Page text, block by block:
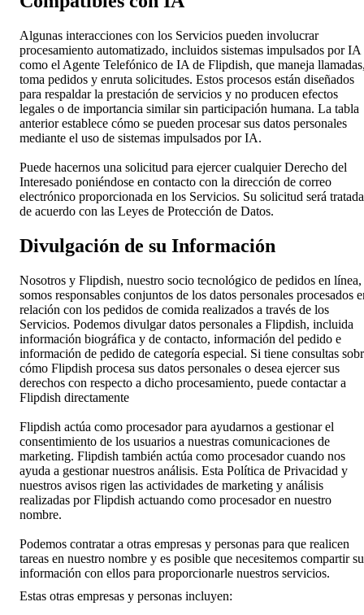
Algunas interacciones con los Servicios pueden involucrar
procesamiento automatizado, incluidos sistemas impulsados por IA
como el Agente Telefónico de IA de Flipdish, que maneja
toma pedidos y enruta solicitudes. Estos procesos están diseñados
para respaldar la prestación de servicios y no producen efectos
legales o de importancia similar sin participación humana. La tabla
anterior establece cómo se pueden procesar sus datos personales
mediante el uso de sistemas impulsados por IA.
Puede hacernos una solicitud para ejercer cualquier Derecho del
Interesado poniéndose en contacto con la dirección de correo
electrónico proporcionada en los Servicios. Su solicitud será tratada
de acuerdo con las Leyes de Protección de Datos.
Divulgación de su Información
Nosotros y Flipdish, nuestro socio tecnológico de pedidos en línea,
somos responsables conjuntos de los datos personales procesados
relación con los pedidos de comida realizados a través de los
Servicios. Podemos divulgar datos personales a Flipdish, incluida
información biográfica y de contacto, información del pedido e
información de pedido de categoría especial. Si tiene consultas
cómo Flipdish procesa sus datos personales o desea ejercer sus
derechos con respecto a dicho procesamiento, puede contactar a
Flipdish directamente
Flipdish actúa como procesador para ayudarnos a gestionar el
consentimiento de los usuarios a nuestras comunicaciones de
marketing. Flipdish también actúa como procesador cuando nos
ayuda a gestionar nuestros análisis. Esta Política de Privacidad y
nuestros avisos rigen las actividades de marketing y análisis
realizadas por Flipdish actuando como procesador en nuestro
nombre.
Podemos contratar a otras empresas y personas para que realicen
tareas en nuestro nombre y es posible que necesitemos compartir su
información con ellos para proporcionarle nuestros servicios.
Estas otras empresas y personas incluyen: